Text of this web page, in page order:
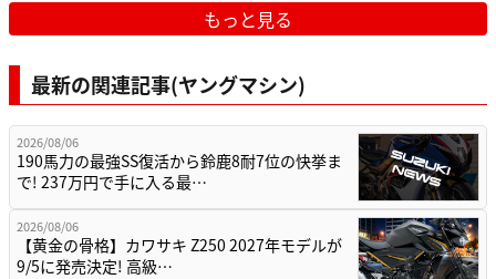
もっと見る
最新の関連記事(ヤングマシン)
2026/08/06
190馬力の最強SS復活から鈴鹿8耐7位の快挙ま
で! 237万円で手に入る最…
2026/08/06
【黄金の骨格】カワサキ Z250 2027年モデルが
9/5に発売決定! 高級…